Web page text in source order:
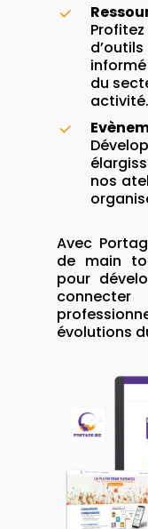
du
activité.
nos
Avec
de main
pour
évolutions